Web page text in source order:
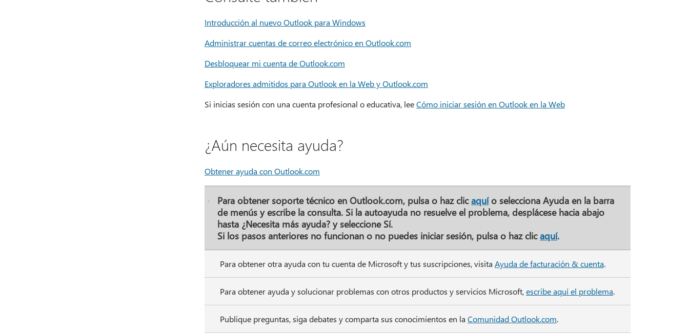
Introducción al nuevo Outlook para Windows
Administrar cuentas de correo electrónico en Outlook.com
Desbloquear mi cuenta de Outlook.com
Exploradores admitidos para Outlook en la Web y Outlook.com
Si inicias sesión con una cuenta profesional o educativa, leeCómo iniciar sesión en Outlook en la Web
¿Aún necesita ayuda?
Obtener ayuda con Outlook.com
Para obtener soporte técnico en Outlook.com, pulsa o haz clicaquío selecciona Ayuda en la barra
de menús y escribe la consulta. Si la autoayuda no resuelve el problema, desplácese hacia abajo
hasta ¿Necesita más ayuda? y seleccione Sí.
Si los pasos anteriores no funcionan o no puedes iniciar sesión, pulsa o haz clicaquí.
Para obtener otra ayuda con tu cuenta de Microsoft y tus suscripciones, visita Ayuda de facturación & cuenta.
Para obtener ayuda y solucionar problemas con otros productos y servicios Microsoft,escribe aquí el problema.
Publique preguntas, siga debates y comparta sus conocimientos en la Comunidad Outlook.com.